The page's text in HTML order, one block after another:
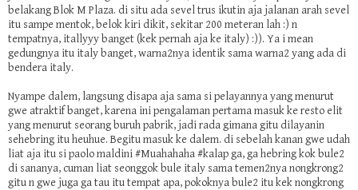
belakang Blok M Plaza. di situ ada sevel trus ikutin aja jalanan arah sevel
itu sampe mentok, belok kiri dikit, sekitar 200 meteran lah :) n
tempatnya, itallyyy banget (kek pernah aja ke italy) :)). Ya i mean
gedungnya itu italy banget, warna2nya identik sama warna2 yang ada di
bendera italy.
Nyampe dalem, langsung disapa aja sama si pelayannya yang menurut
gwe atraktif banget, karena ini pengalaman pertama masuk ke resto elit
yang menurut seorang buruh pabrik, jadi rada gimana gitu dilayanin
sehebring itu heuhue. Begitu masuk ke dalem. di sebelah kanan gwe udah
liat aja itu si paolo maldini #Muahahaha #kalap ga, ga hebring kok bule2
di sananya, cuman liat seonggok bule italy sama temen2nya nongkrong2
gitu n gwe juga ga tau itu tempat apa, pokoknya bule2 itu kek nongkrong